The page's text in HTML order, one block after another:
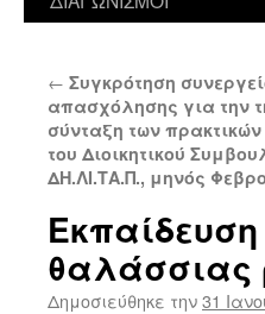
← Συγκρότηση
απασχόλησης για την
σύνταξη των
του Διοικητικού
ΔΗ.ΛΙ.ΤΑ.Π., μηνός
θαλάσσιας
Δημοσιεύθηκε την31